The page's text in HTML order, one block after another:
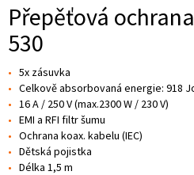
Přepěťová
530
5x zásuvka
Celkově absorbovaná energie: 918
16 A / 250 V (max.2300 W / 230 V)
EMI a RFI filtr šumu
Ochrana koax. kabelu (IEC)
Dětská pojistka
Délka 1,5 m